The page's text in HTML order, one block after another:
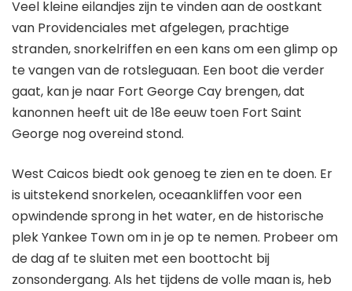
Veel kleine eilandjes zijn te vinden aan de oostkant
van Providenciales met afgelegen, prachtige
stranden, snorkelriffen en een kans om een ​​glimp op
te vangen van de rotsleguaan. Een boot die verder
gaat, kan je naar Fort George Cay brengen, dat
kanonnen heeft uit de 18e eeuw toen Fort Saint
George nog overeind stond.
West Caicos biedt ook genoeg te zien en te doen. Er
is uitstekend snorkelen, oceaankliffen voor een
opwindende sprong in het water, en de historische
plek Yankee Town om in je op te nemen. Probeer om
de dag af te sluiten met een boottocht bij
zonsondergang. Als het tijdens de volle maan is, heb